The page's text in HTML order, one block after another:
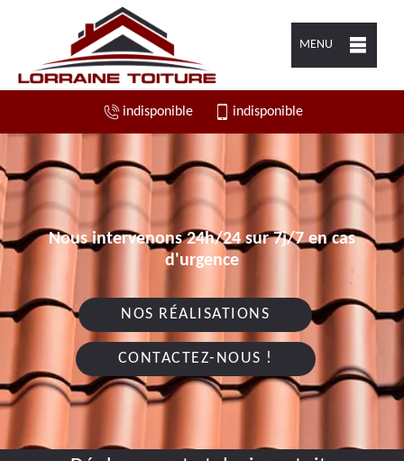
MENU
indisponible indisponible
Nous intervenons 24h/24 sur 7j/7 en cas
d'urgence
NOS RÉALISATIONS
CONTACTEZ-NOUS !